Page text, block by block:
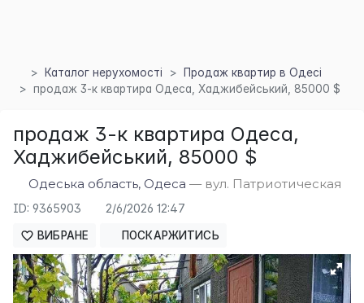
Каталог нерухомості
Продаж квартир в Одесі
продаж 3-к квартира Одеса, Хаджибейський, 85000 $
продаж 3-к квартира Одеса,
Хаджибейський, 85000 $
Одеська область, Одеса — вул. Патриотическая
ID: 9365903 2/6/2026 12:47
ВИБРАНЕ ПОСКАРЖИТИСЬ